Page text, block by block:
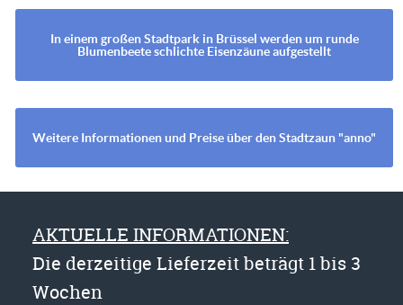
In einem großen Stadtpark in Brüssel werden um runde
Blumenbeete schlichte Eisenzäune aufgestellt
Weitere Informationen und Preise über den Stadtzaun "anno"
AKTUELLE INFORMATIONEN:
Die derzeitige Lieferzeit beträgt 1 bis 3
Wochen